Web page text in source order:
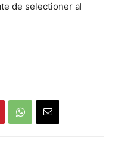
de selectioner al